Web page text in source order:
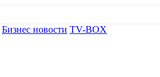
Бизнес новости TV-BOX